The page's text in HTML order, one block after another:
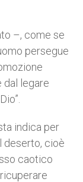
–, come se
persegue
dal legare
indica per
deserto, cioè
caotico